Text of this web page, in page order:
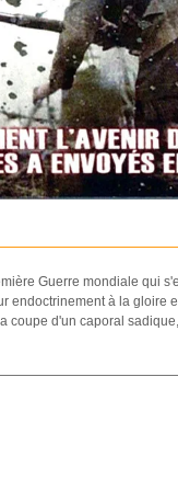
Guerre mondiale qui
endoctrinement à la gloire
coupe d'un caporal